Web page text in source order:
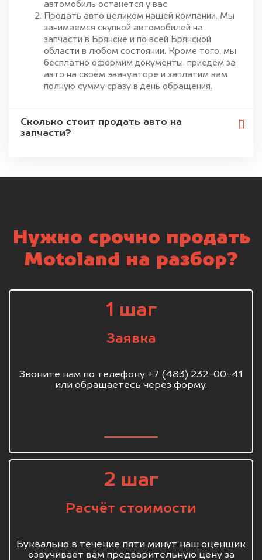
автомобиль останется у вас.
Продать авто целиком нашей компании. Мы
занимаемся скупкой автомобилей на
запчасти в Брянске и по всей Брянской
области в любом состоянии. Кроме того, мы
бесплатно оформим документы, приедем за
авто на своём эвакуаторе и заплатим вам
полную сумму сразу в день обращения.
Сколько стоит продать авто на
запчасти?
Нужно срочно продать
Motoland на разбор?
1 шаг
Заявка
Звоните нам по телефону +7 (483) 232-00-41
или обращаетесь через форму.
2 шаг
Расчёт стоимости
Буквально в течение пяти минут наш оценщик
озвучивает вам предварительную цену за